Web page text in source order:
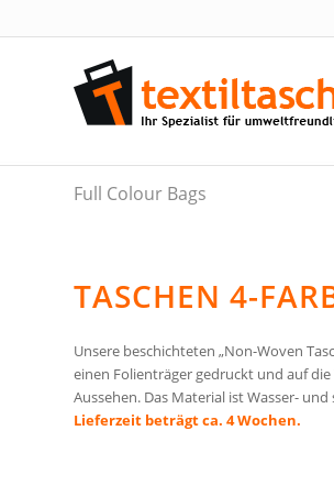
Full Colour Bags
TASCHEN 4-
Unsere beschichteten „Non-Woven
einen Folienträger gedruckt und auf
Aussehen. Das Material ist Wasser-
Lieferzeit beträgt ca. 4 Wochen.